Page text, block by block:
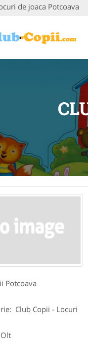
de joaca Potcoava
Potcoava
Club Copii - Locuri
Olt